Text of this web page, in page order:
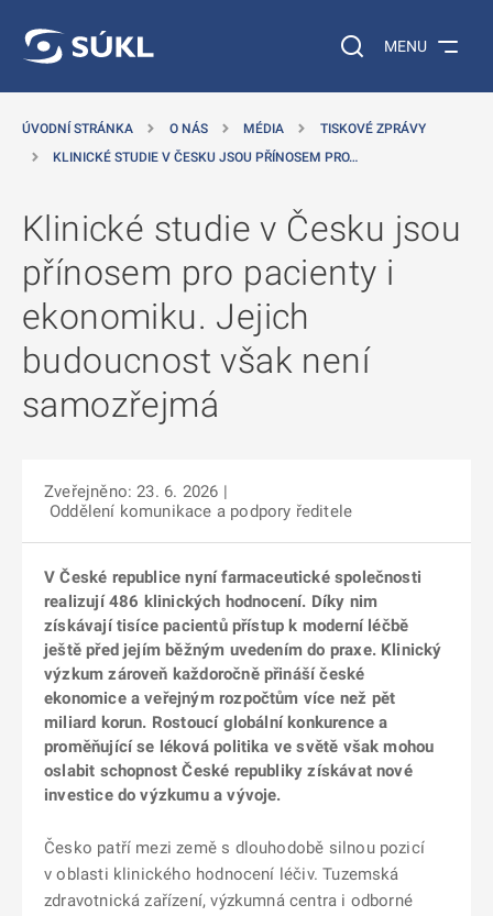
Vyhledávání na
MENU
ÚVODNÍ STRÁNKA O NÁS MÉDIA
TISKOVÉ ZPRÁVY
KLINICKÉ STUDIE V ČESKU JSOU PŘÍNOSEM PRO…
Klinické studie v Česku jsou
přínosem pro pacienty i
ekonomiku. Jejich
budoucnost však není
samozřejmá
Zveřejněno: 23. 6. 2026 |
Oddělení komunikace a podpory ředitele
V České republice nyní farmaceutické společnosti
realizují 486 klinických hodnocení. Díky nim
získávají tisíce pacientů přístup k moderní léčbě
ještě před jejím běžným uvedením do praxe. Klinický
výzkum zároveň každoročně přináší české
ekonomice a veřejným rozpočtům více než pět
miliard korun. Rostoucí globální konkurence a
proměňující se léková politika ve světě však mohou
oslabit schopnost České republiky získávat nové
investice do výzkumu a vývoje.
Česko patří mezi země s dlouhodobě silnou pozicí
v oblasti klinického hodnocení léčiv. Tuzemská
zdravotnická zařízení, výzkumná centra i odborné